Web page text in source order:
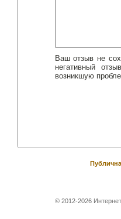
Ваш отзыв не
негативный
возникшую
© 2012-2026